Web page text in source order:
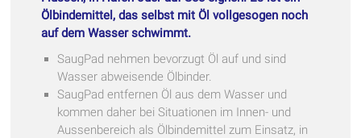
Ölbindemittel, das selbst mit Öl vollgesogen noch
auf dem Wasser schwimmt.
SaugPad nehmen bevorzugt Öl auf und sind
Wasser abweisende Ölbinder.
SaugPad entfernen Öl aus dem Wasser und
kommen daher bei Situationen im Innen- und
Aussenbereich als Ölbindemittel zum Einsatz, in